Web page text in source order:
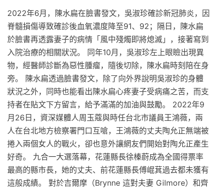
2022年6月，陳水扁在臉書發文，吳淑珍確診新冠肺炎，因
脊髓損傷導致確診後血氧濃度降至91、92；隔日，陳水扁
於臉書再透露妻子的病情「風中殘燭即將熄滅」，接著寫到
入院治療的相關狀況。 同年10月，吳淑珍左上眼瞼出現異
物，經醫師診斷為惡性腫瘤，隨後切除，陳水扁時刻陪在身
旁。 陳水扁透過臉書發文，除了向外界說明吳淑珍的身體
狀況之外，同時也能看出陳水扁心疼妻子受病痛之苦，而支
持者在貼文下方留言，給予滿滿的加油與鼓勵。 2022年9
月26日，資深媒體人周玉蔻與時任台北市議員王鴻薇，兩
人在台北地方檢察署門口互嗆，王鴻薇的丈夫陶允正無端被
捲入兩個女人的戰火，卻也意外讓網友們開始對陶允正產生
好奇。 九合一大選落幕，花蓮縣長徐榛蔚成為全國得票率
最高的縣市長，她的丈夫、前花蓮縣長傅崐萁過去都未獲有
這般成績。 對於吉爾摩（Brynne 這對夫妻 Gilmore）和齊